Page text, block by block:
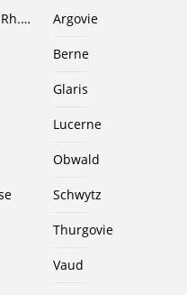
Appenzell Rh.-I. Argovie
Berne
Glaris
Lucerne
Obwald
Schwytz
Thurgovie
Vaud